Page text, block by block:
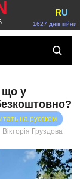
1627 днів війни
RU
що у
на русском
Вікторія Груздова